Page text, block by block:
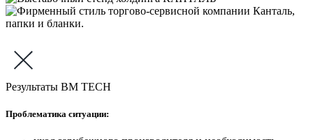
Результаты BM TECH
Проблематика ситуации: